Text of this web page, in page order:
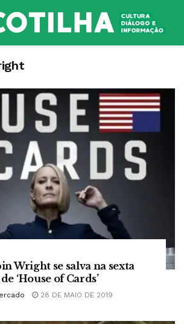
Wright se salva na sexta
‘House of Cards’
28 DE MAIO DE 2019